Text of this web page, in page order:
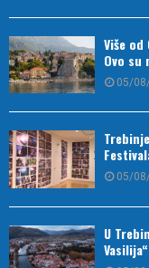
Više
Ovo
05/
05/
U
Vasilija“